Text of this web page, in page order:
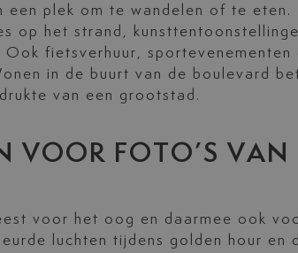
een plek om te wandelen of te
op het strand,
Ook fietsverhuur,
in de buurt van de boulevard
van een grootstad.
VOOR FOTO’S VAN
voor het oog en daarmee ook
luchten tijdens golden hour